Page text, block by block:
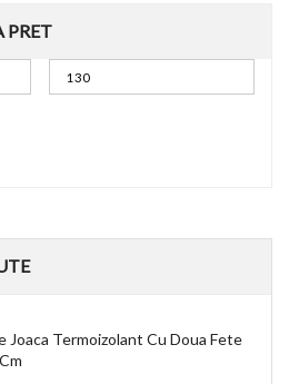
PRET
Joaca Termoizolant Cu Doua Fete